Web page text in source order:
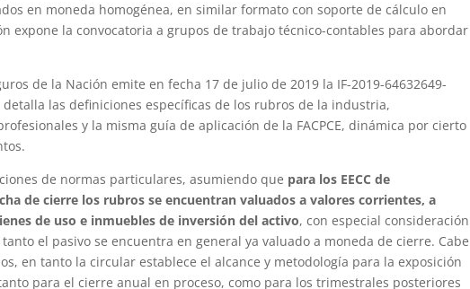
en moneda homogénea, en similar formato con soporte de cálculo en
expone la convocatoria a grupos de trabajo técnico-contables para abordar
de la Nación emite en fecha 17 de julio de 2019 la IF-2019-64632649-
las definiciones específicas de los rubros de la industria,
y la misma guía de aplicación de la FACPCE, dinámica por cierto
de normas particulares, asumiendo que para los EECC de
de cierre los rubros se encuentran valuados a valores corrientes, a
de uso e inmuebles de inversión del activo, con especial consideración
el pasivo se encuentra en general ya valuado a moneda de cierre. Cabe
en tanto la circular establece el alcance y metodología para la exposición
para el cierre anual en proceso, como para los trimestrales posteriores